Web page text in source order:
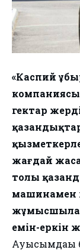
«Каспий
гектар
жағдай
толы
машинамен
емін-еркін
Ауысымдағы